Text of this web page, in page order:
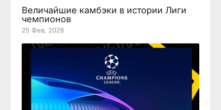
Величайшие камбэки в истории Лиги
чемпионов
25 Фев, 2026